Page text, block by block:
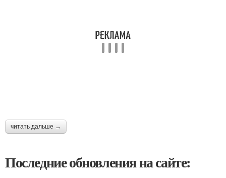
читать дальше →
Последние обновления на сайте: